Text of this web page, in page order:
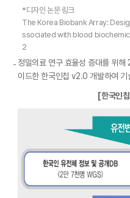
*디자인 논문 링크
The Korea Biobank Array:
ssociated with blood
2
정밀의료 연구 효율성 증대를 위
이드한 한국인칩 v2.0 개발하여 기
[한국인